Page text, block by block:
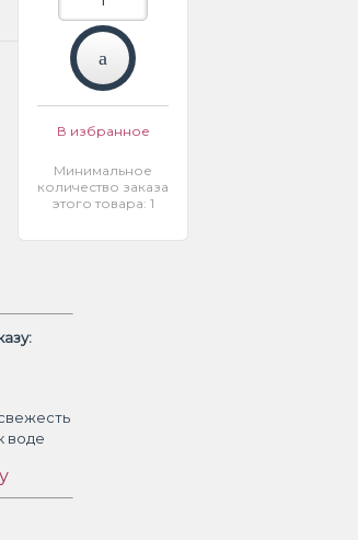
В избранное
Минимальное
количество заказа
этого товара: 1
воде